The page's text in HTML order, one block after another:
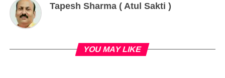
Tapesh Sharma ( Atul Sakti )
YOU MAY LIKE